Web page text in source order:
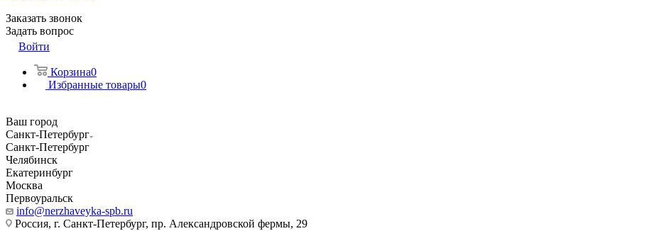
Заказать звонок
Задать вопрос
Войти
Корзина0
Избранные товары0
Ваш город
Санкт-Петербург
Санкт-Петербург
Челябинск
Екатеринбург
Москва
Первоуральск
info@nerzhaveyka-spb.ru
Россия, г. Санкт-Петербург, пр. Александровской фермы, 29